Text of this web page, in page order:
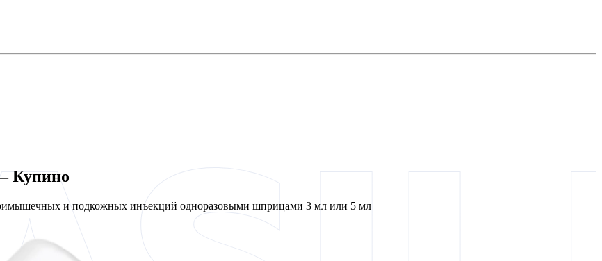
Купино
и подкожных инъекций одноразовыми шприцами 3 мл или 5 мл